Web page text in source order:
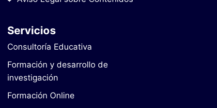
Servicios
Consultoría Educativa
Formación y desarrollo de
investigación
Formación Online